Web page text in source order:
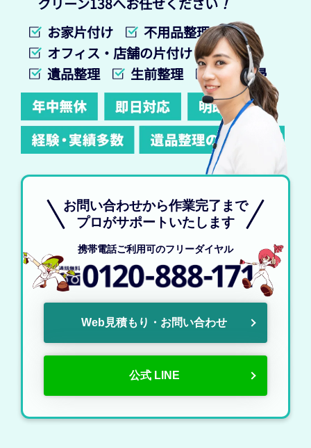
お家片付け
不用品整理
オフィス・店舗の片付け
遺品整理
生前整理 特殊清掃
お問い合わせから作業完了まで
プロがサポートいたします
携帯電話ご利用可のフリーダイヤル
Web見積もり・お問い合わせ
公式 LINE